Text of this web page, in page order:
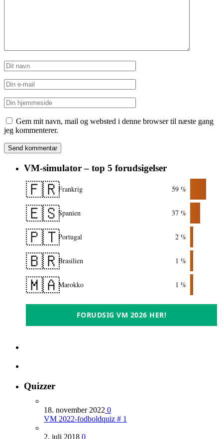
Gem mit navn, mail og websted i denne browser til næste gang
jeg kommenterer.
VM-simulator – top 5 forudsigelser
🇫🇷Frankrig 59 %
🇪🇸Spanien 37 %
🇵🇹Portugal 2 %
🇧🇷Brasilien 1 %
🇲🇦Marokko 1 %
FORUDSIG VM 2026 HER!
Quizzer
18. november 2022 0
VM 2022-fodboldquiz # 1
2. juli 2018 0